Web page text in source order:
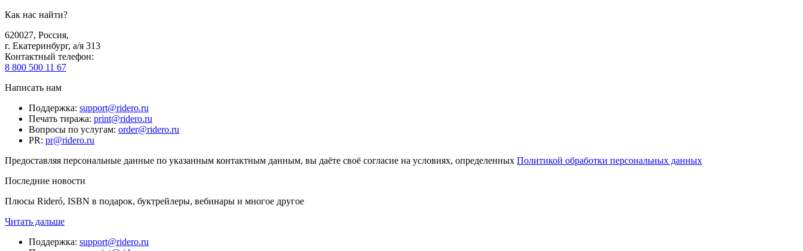
Как нас найти?
620027, Россия,
г. Екатеринбург, а/я 313
Контактный телефон:
8 800 500 11 67
Написать нам
Поддержка: support@ridero.ru
Печать тиража: print@ridero.ru
Вопросы по услугам: order@ridero.ru
PR: pr@ridero.ru
Предоставляя персональные данные по указанным контактным данным, вы даёте своё согласие на условиях, определенных Политикой обработки персональных данных
Последние новости
Плюсы Rideró, ISBN в подарок, буктрейлеры, вебинары и многое другое
Читать дальше
Поддержка: support@ridero.ru